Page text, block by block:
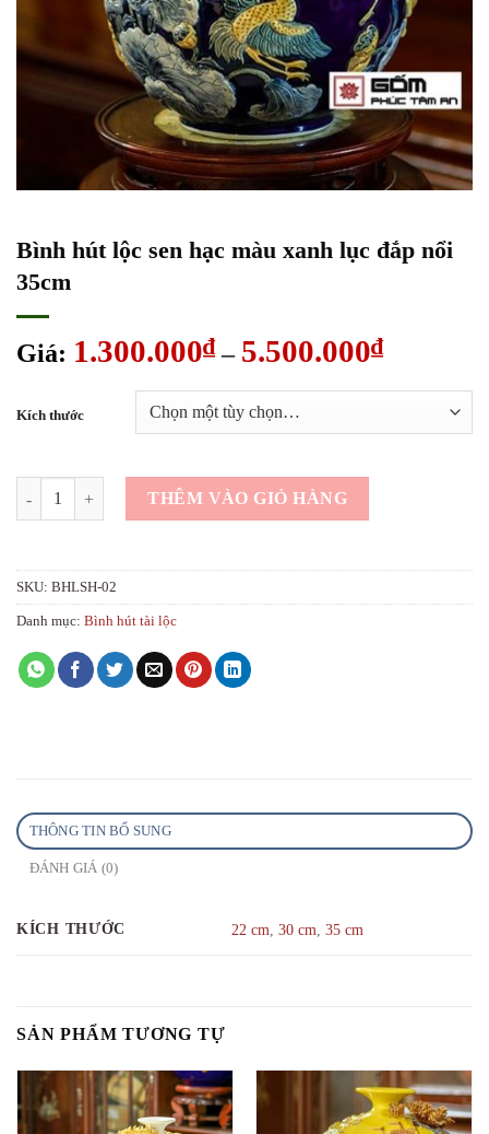
Bình hút lộc sen hạc màu xanh lục đắp nổi
35cm
Giá: 1.300.000₫ – 5.500.000₫Khoảng
từ
Kích thước
Bình hút lộc sen hạc màu xanh lục đắp nổi 35cm số lượng
THÊM VÀO GIỎ HÀNG
SKU: BHLSH-02
Danh mục: Bình hút tài lộc
THÔNG TIN BỔ SUNG
ĐÁNH GIÁ (0)
KÍCH THƯỚC 22 cm ,30 cm ,35 cm
SẢN PHẨM TƯƠNG TỰ